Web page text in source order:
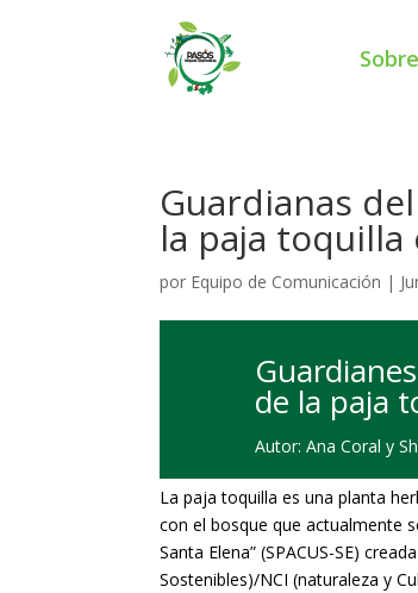
Guardianas
la paja toquilla
por Equipo de Comunicación |
de la paja
Autor: Ana Coral y
La paja toquilla es una planta
con el bosque que actualmente
Santa Elena” (SPACUS-SE)
Sostenibles)/NCI (naturaleza y